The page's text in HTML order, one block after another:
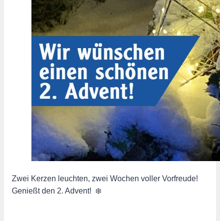
Zwei Kerzen leuchten, zwei Wochen voller Vorfreude!
Genießt den 2. Advent! ️ ️❄️